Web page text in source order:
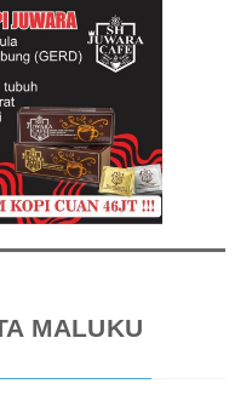
MALUKU